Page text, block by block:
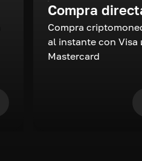
Compra
Compra
al instante con Visa
Mastercard